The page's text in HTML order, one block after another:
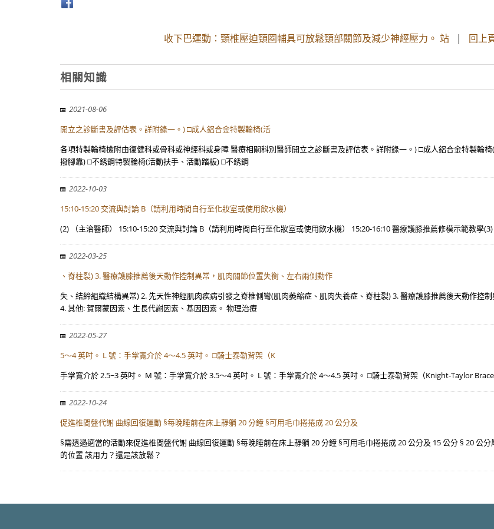
收下巴運動：頸椎壓迫頸圈輔具可放鬆頸部關節及減少神經壓力。 站 | 回上
相關知識
2021-08-06
開立之診斷書及評估表。詳附錄一。) □成人鋁合金特製輪椅(活
各項特製輪椅檢附由復健科或骨科或神經科或身障 醫療相關科別醫師開立之診斷書及評估表。詳附錄一。) □成人鋁合金特製輪
撥腳靠) □不銹鋼特製輪椅(活動扶手、活動踏板) □不銹鋼
2022-10-03
15:10-15:20 交流與討論 B（請利用時間自行至化妝室或使用飲水機）
(2) （主治醫師） 15:10-15:20 交流與討論 B（請利用時間自行至化妝室或使用飲水機） 15:20-16:10 醫療護膝推薦修模示範教學
2022-03-25
、脊柱裂) 3. 醫療護膝推薦後天動作控制異常，肌肉關節位置失衡、左右兩側動作
失、結締組織結構異常) 2. 先天性神經肌肉疾病引發之脊椎側彎(肌肉萎縮症、肌肉失養症、脊柱裂) 3. 醫療護膝推薦後天動作控
4. 其他: 賀爾蒙因素、生長代謝因素、基因因素。 物理治療
2022-05-27
5～4 英吋。 L 號：手掌寬介於 4～4.5 英吋。 □騎士泰勒背架（K
手掌寬介於 2.5~3 英吋。 M 號：手掌寬介於 3.5～4 英吋。 L 號：手掌寬介於 4～4.5 英吋。 □騎士泰勒背架（Knight-Taylor
2022-10-24
促進椎間盤代謝 曲線回復運動 §每晚睡前在床上靜躺 20 分鐘 §可用毛巾捲捲成 20 公分及
§需透過適當的活動來促進椎間盤代謝 曲線回復運動 §每晚睡前在床上靜躺 20 分鐘 §可用毛巾捲捲成 20 公分及 15 公分 § 20 公
的位置 該用力？還是該放鬆？